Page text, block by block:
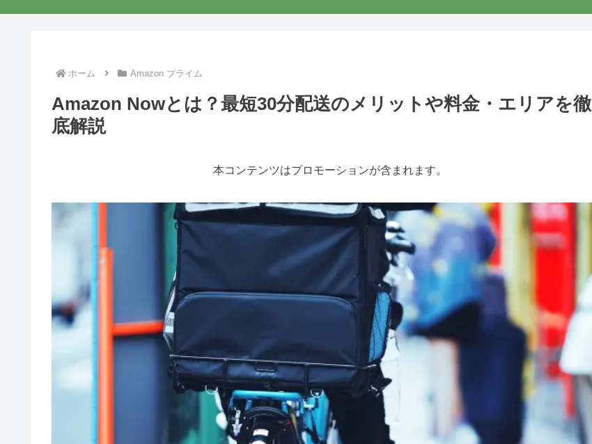
ホーム Amazon プライム
Amazon Nowとは？最短30分配送のメリットや料金・エリアを徹
底解説
本コンテンツはプロモーションが含まれます。